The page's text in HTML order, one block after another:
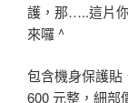
護，那…..這片
來囉 ^
包含機身保護貼
600 元整，細部